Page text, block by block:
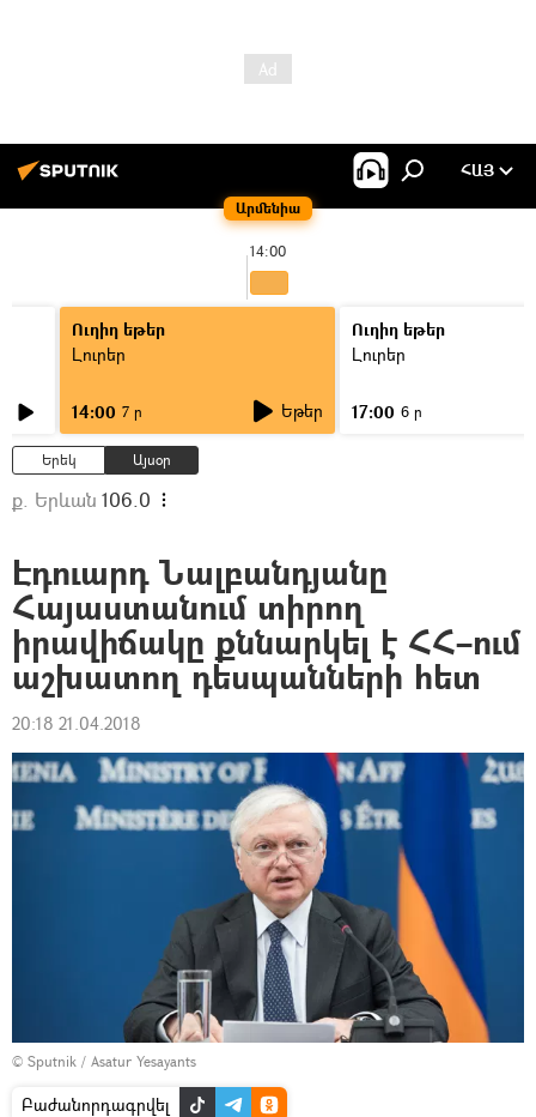
Արմենիա
ՀԱՅ
14:00
Ուղիղ եթեր
Լուրեր
14:00 7 ր Եթեր
Ուղիղ եթեր
Լուրեր
17:00 6 ր
Երեկ Այսօր
ք. Երևան 106.0
Էդուարդ Նալբանդյանը
Հայաստանում տիրող
իրավիճակը քննարկել է ՀՀ–ում
աշխատող դեսպանների հետ
20:18 21.04.2018
© Sputnik / Asatur Yesayants
Բաժանորդագրվել